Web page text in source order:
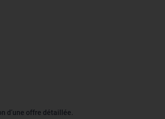
d’une offre détaillée.